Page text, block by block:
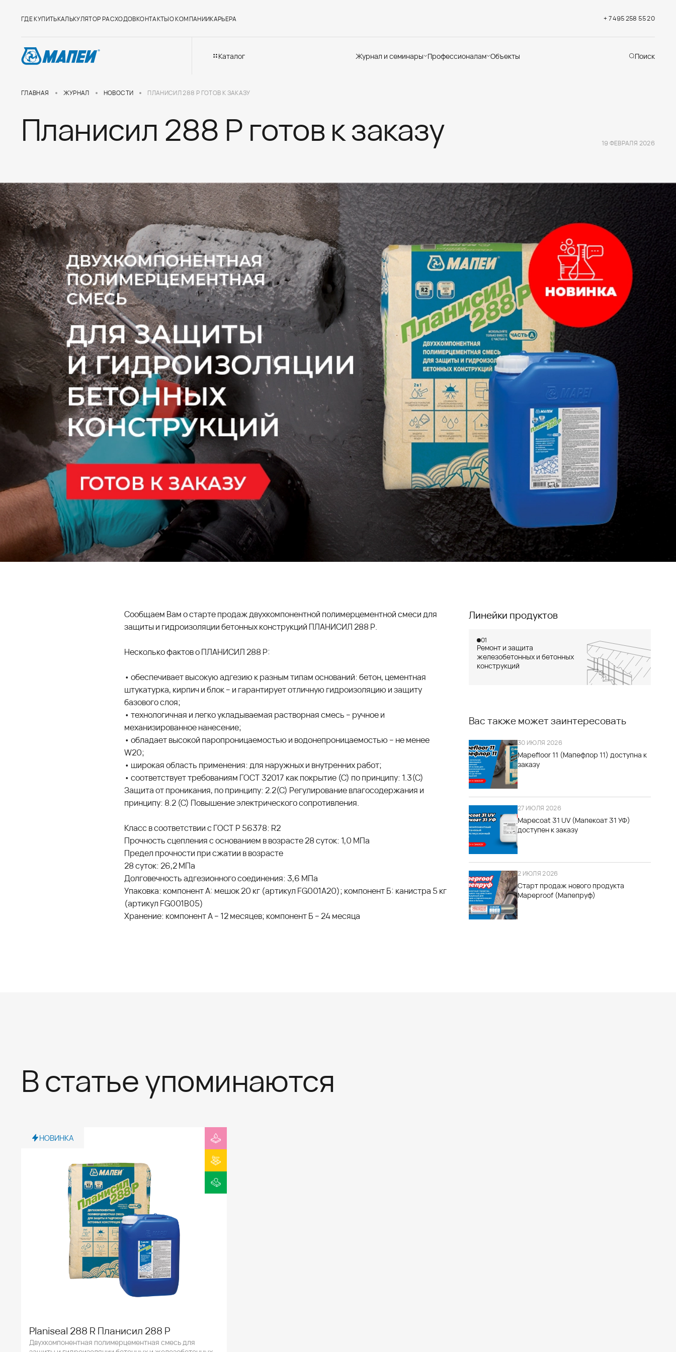
ГДЕ КУПИТЬКАЛЬКУЛЯТОР РАСХОДОВКОНТАКТЫО КОМПАНИИКАРЬЕРА + 7 495 258 55 20
Каталог Журнал и семинары Профессионалам Объекты Поиск
ГЛАВНАЯ ЖУРНАЛ НОВОСТИ ПЛАНИСИЛ 288 Р ГОТОВ К ЗАКАЗУ
Планисил 288 Р готов к заказу 19 ФЕВРАЛЯ 2026
Сообщаем Вам о старте продаж двухкомпонентной полимерцементной смеси для
защиты и гидроизоляции бетонных конструкций ПЛАНИСИЛ 288 Р.
Несколько фактов о ПЛАНИСИЛ 288 Р:
• обеспечивает высокую адгезию к разным типам оснований: бетон, цементная
штукатурка, кирпич и блок – и гарантирует отличную гидроизоляцию и защиту
базового слоя;
• технологичная и легко укладываемая растворная смесь – ручное и
механизированное нанесение;
• обладает высокой паропроницаемостью и водонепроницаемостью – не менее
W20;
• широкая область применения: для наружных и внутренних работ;
• соответствует требованиям ГОСТ 32017 как покрытие (С) по принципу: 1.3(С)
Защита от проникания, по принципу: 2.2(С) Регулирование влагосодержания и
принципу: 8.2 (С) Повышение электрического сопротивления.
Класc в соответствии с ГОСТ Р 56378: R2
Прочность сцепления с основанием в возрасте 28 суток: 1,0 МПа
Предел прочности при сжатии в возрасте
28 суток: 26,2 МПа
Долговечность адгезионного соединения: 3,6 МПа
Упаковка: компонент А: мешок 20 кг (артикул FG001A20); компонент Б: канистра 5 кг
(артикул FG001B05)
Хранение: компонент А – 12 месяцев; компонент Б – 24 месяца
Линейки продуктов
01
Ремонт и защита
железобетонных и бетонных
конструкций
Вас также может заинтересовать
30 ИЮЛЯ 2026
Mapefloor 11 (Мапефлор 11) доступна к
заказу
27 ИЮЛЯ 2026
Mapecoat 31 UV (Мапекоат 31 УФ)
доступен к заказу
2 ИЮЛЯ 2026
Старт продаж нового продукта
Mapeproof (Мапепруф)
В статье упоминаются
Planiseal 288 R Планисил 288 Р
Двухкомпонентная полимерцементная смесь для
НОВИНКА